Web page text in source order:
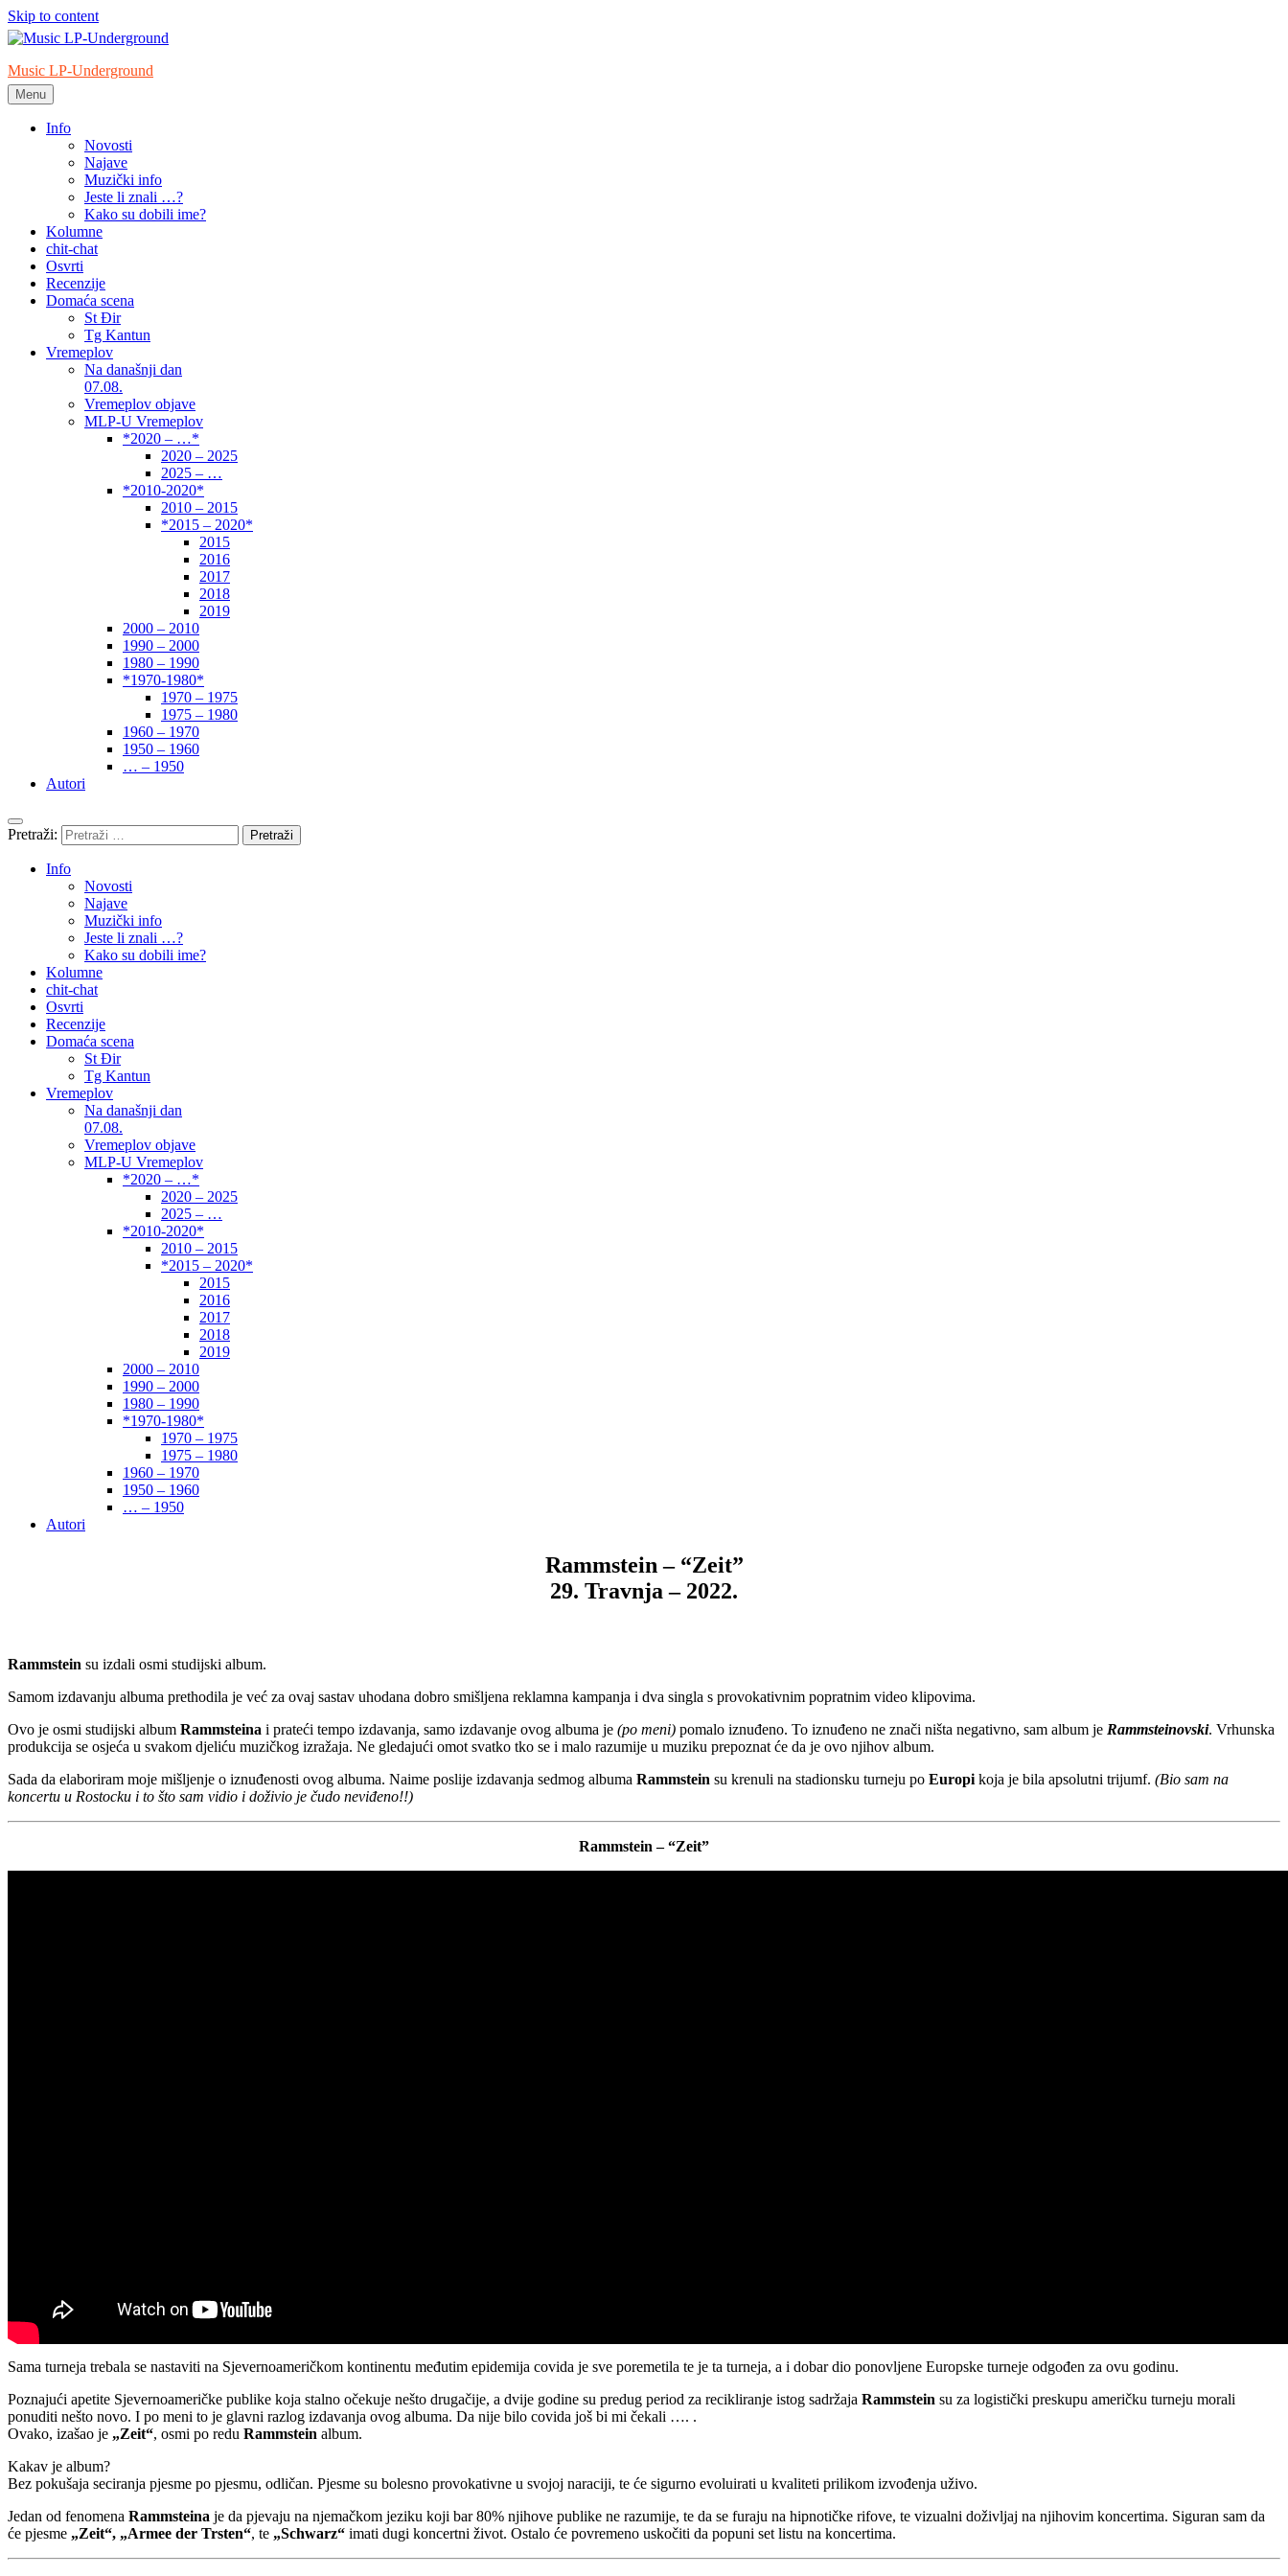
Skip to content
Music LP-Underground
samo muzika i …..
Menu
Info
Novosti
Najave
Muzički info
Jeste li znali …?
Kako su dobili ime?
Kolumne
chit-chat
Osvrti
Recenzije
Domaća scena
St Đir
Tg Kantun
Vremeplov
Na današnji dan
07.08.
Vremeplov objave
MLP-U Vremeplov
*2020 – …*
2020 – 2025
2025 – …
*2010-2020*
2010 – 2015
*2015 – 2020*
2015
2016
2017
2018
2019
2000 – 2010
1990 – 2000
1980 – 1990
*1970-1980*
1970 – 1975
1975 – 1980
1960 – 1970
1950 – 1960
… – 1950
Autori
Pretraži:
Info
Novosti
Najave
Muzički info
Jeste li znali …?
Kako su dobili ime?
Kolumne
chit-chat
Osvrti
Recenzije
Domaća scena
St Đir
Tg Kantun
Vremeplov
Na današnji dan
07.08.
Vremeplov objave
MLP-U Vremeplov
*2020 – …*
2020 – 2025
2025 – …
*2010-2020*
2010 – 2015
*2015 – 2020*
2015
2016
2017
2018
2019
2000 – 2010
1990 – 2000
1980 – 1990
*1970-1980*
1970 – 1975
1975 – 1980
1960 – 1970
1950 – 1960
… – 1950
Autori
Rammstein – “Zeit”
29. Travnja – 2022.
Rammstein su izdali osmi studijski album.
Samom izdavanju albuma prethodila je već za ovaj sastav uhodana dobro smišljena reklamna kampanja i dva singla s provokativnim popratnim video klipovima.
Ovo je osmi studijski album Rammsteina i prateći tempo izdavanja, samo izdavanje ovog albuma je (po meni) pomalo iznuđeno. To iznuđeno ne znači ništa negativno, sam album je Rammsteinovski. Vrhunska
produkcija se osjeća u svakom djeliću muzičkog izražaja. Ne gledajući omot svatko tko se i malo razumije u muziku prepoznat će da je ovo njihov album.
Sada da elaboriram moje mišljenje o iznuđenosti ovog albuma. Naime poslije izdavanja sedmog albuma Rammstein su krenuli na stadionsku turneju po Europi koja je bila apsolutni trijumf. (Bio sam na
koncertu u Rostocku i to što sam vidio i doživio je čudo neviđeno!!)
Rammstein – “Zeit”
Sama turneja trebala se nastaviti na Sjevernoameričkom kontinentu međutim epidemija covida je sve poremetila te je ta turneja, a i dobar dio ponovljene Europske turneje odgođen za ovu godinu.
Poznajući apetite Sjevernoameričke publike koja stalno očekuje nešto drugačije, a dvije godine su predug period za recikliranje istog sadržaja Rammstein su za logistički preskupu američku turneju morali
ponuditi nešto novo. I po meni to je glavni razlog izdavanja ovog albuma. Da nije bilo covida još bi mi čekali …. .
Ovako, izašao je „Zeit“, osmi po redu Rammstein album.
Kakav je album?
Bez pokušaja seciranja pjesme po pjesmu, odličan. Pjesme su bolesno provokativne u svojoj naraciji, te će sigurno evoluirati u kvaliteti prilikom izvođenja uživo.
Jedan od fenomena Rammsteina je da pjevaju na njemačkom jeziku koji bar 80% njihove publike ne razumije, te da se furaju na hipnotičke rifove, te vizualni doživljaj na njihovim koncertima. Siguran sam da
će pjesme „Zeit“, „Armee der Trsten“, te „Schwarz“ imati dugi koncertni život. Ostalo će povremeno uskočiti da popuni set listu na koncertima.